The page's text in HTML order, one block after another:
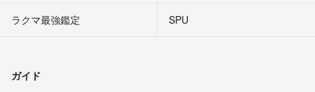
ラクマ最強鑑定
SPU
ガイド